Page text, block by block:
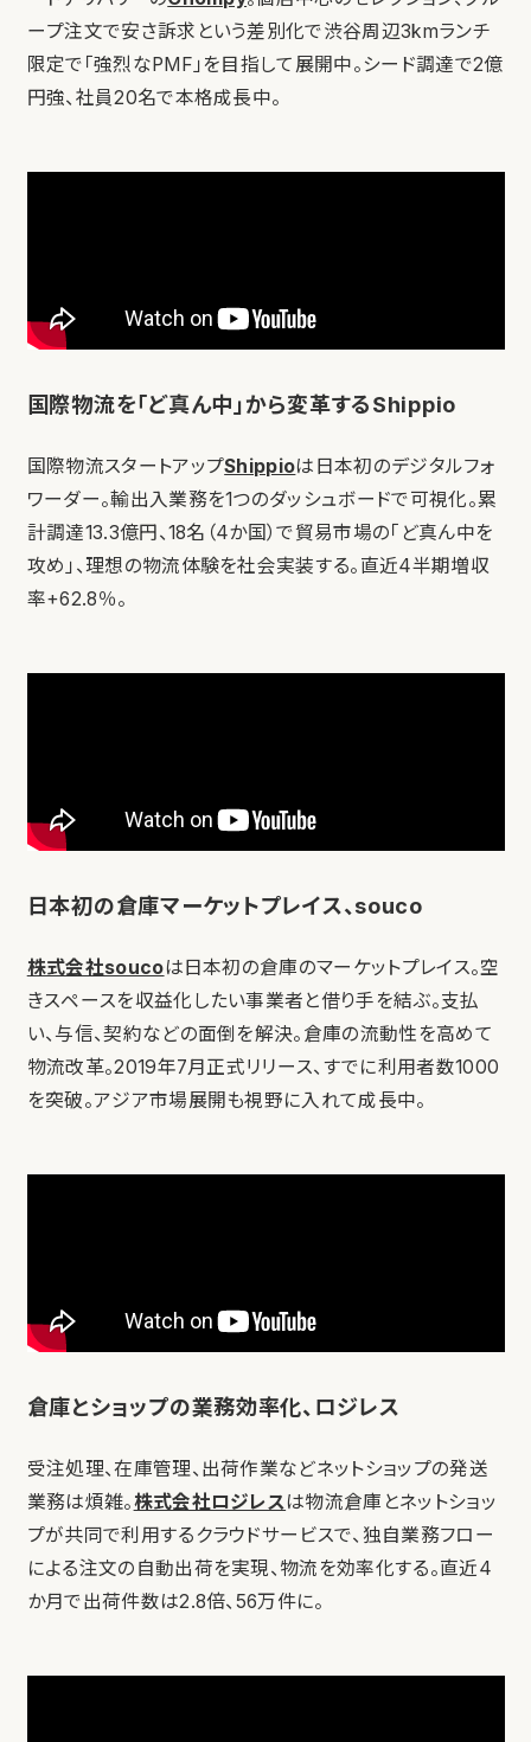
ープ注文で安さ訴求という差別化で渋谷周辺3kmランチ
限定で「強烈なPMF」を目指して展開中。シード調達で2億
円強、社員20名で本格成長中。
国際物流を「ど真ん中」から変革するShippio
国際物流スタートアップShippioは日本初のデジタルフォ
ワーダー。輸出入業務を1つのダッシュボードで可視化。累
計調達13.3億円、18名（4か国）で貿易市場の「ど真ん中を
攻め」、理想の物流体験を社会実装する。直近4半期増収
率+62.8％。
日本初の倉庫マーケットプレイス、souco
株式会社soucoは日本初の倉庫のマーケットプレイス。空
きスペースを収益化したい事業者と借り手を結ぶ。支払
い、与信、契約などの面倒を解決。倉庫の流動性を高めて
物流改革。2019年7月正式リリース、すでに利用者数1000
を突破。アジア市場展開も視野に入れて成長中。
倉庫とショップの業務効率化、ロジレス
受注処理、在庫管理、出荷作業などネットショップの発送
業務は煩雑。株式会社ロジレスは物流倉庫とネットショッ
プが共同で利用するクラウドサービスで、独自業務フロー
による注文の自動出荷を実現、物流を効率化する。直近4
か月で出荷件数は2.8倍、56万件に。